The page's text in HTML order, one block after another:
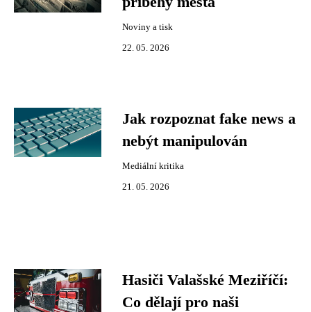
Noviny a tisk
22. 05. 2026
Jak rozpoznat fake news a
nebýt manipulován
Mediální kritika
21. 05. 2026
Hasiči Valašské Meziříčí:
Co dělají pro naši